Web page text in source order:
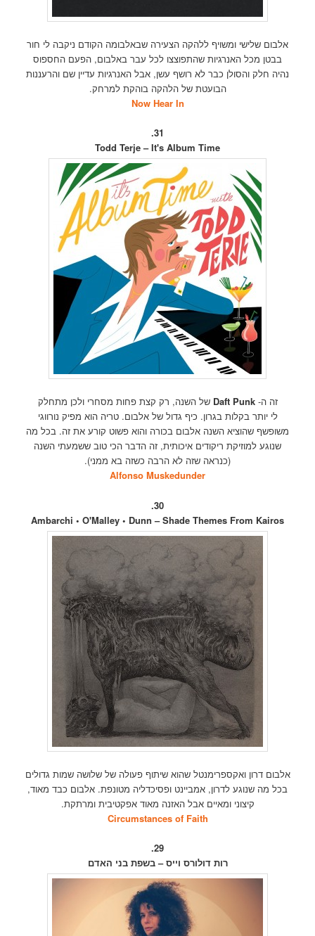
אלבום שלישי ומשויף ללהקה הצעירה שבאלבומה הקודם ניקבה לי חור
בבטן מכל האנרגיות שהתפוצצו לכל עבר באלבום, הפעם החספוס
נהיה חלק והסולן כבר לא רושף עשן, אבל האנרגיות עדיין שם והרעננות
הבועטת של הלהקה בוהקת למרחק.
Now Hear In
31.
Todd Terje – It's Album Time
זה ה- Daft Punk
של השנה, רק קצת פחות מסחרי ולכן מתחלק
לי יותר בקלות בגרון. כיף גדול של אלבום. טריה הוא מפיק נורווגי
משופשף שהוציא השנה אלבום בכורה והוא פשוט קורע את זה. בכל מה
שנוגע למוזיקת ריקודים איכותית, זה הדבר הכי טוב ששמעתי השנה
(כנראה שזה לא הרבה כשזה בא ממני).
Alfonso Muskedunder
30.
Ambarchi • O'Malley • Dunn – Shade Themes From Kairos
אלבום דרון ואקספרימנטל שהוא שיתוף פעולה של שלושה שמות גדולים
בכל מה שנוגע לדרון, אמביינט ופסיכדליה מטונפת. אלבום כבד מאוד,
קיצוני ומאיים אבל האזנה מאוד אפקטיבית ומרתקת.
Circumstances of Faith
29.
רות דולורס וייס – בשפת בני האדם